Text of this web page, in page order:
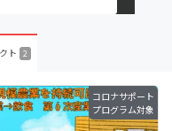
ト 2
コロナサポート
プログラム対象